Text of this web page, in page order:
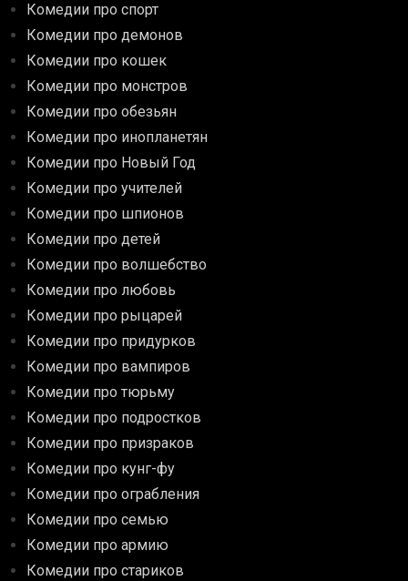
Комедии про спорт
Комедии про демонов
Комедии про кошек
Комедии про монстров
Комедии про обезьян
Комедии про инопланетян
Комедии про Новый Год
Комедии про учителей
Комедии про шпионов
Комедии про детей
Комедии про волшебство
Комедии про любовь
Комедии про рыцарей
Комедии про придурков
Комедии про вампиров
Комедии про тюрьму
Комедии про подростков
Комедии про призраков
Комедии про кунг-фу
Комедии про ограбления
Комедии про семью
Комедии про армию
Комедии про стариков